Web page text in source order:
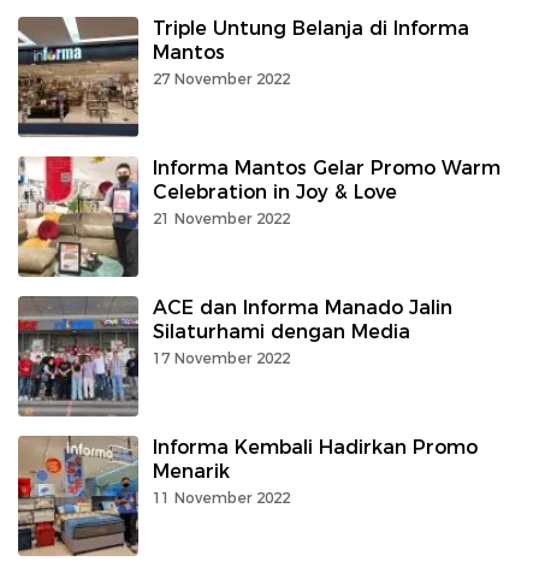
Triple Untung Belanja di Informa
Mantos
27 November 2022
Informa Mantos Gelar Promo Warm
Celebration in Joy & Love
21 November 2022
ACE dan Informa Manado Jalin
Silaturhami dengan Media
17 November 2022
Informa Kembali Hadirkan Promo
Menarik
11 November 2022